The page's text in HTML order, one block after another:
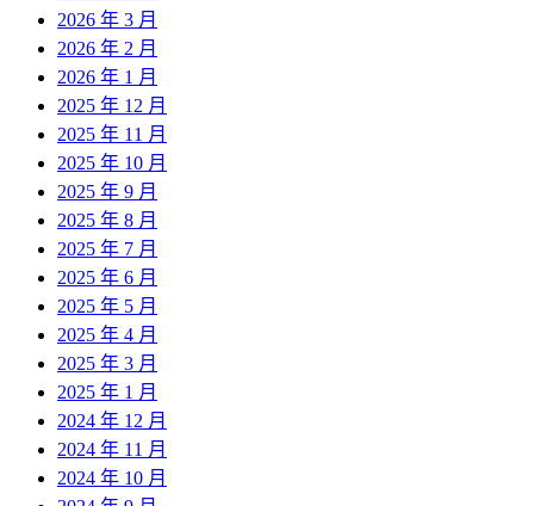
2026 年 3 月
2026 年 2 月
2026 年 1 月
2025 年 12 月
2025 年 11 月
2025 年 10 月
2025 年 9 月
2025 年 8 月
2025 年 7 月
2025 年 6 月
2025 年 5 月
2025 年 4 月
2025 年 3 月
2025 年 1 月
2024 年 12 月
2024 年 11 月
2024 年 10 月